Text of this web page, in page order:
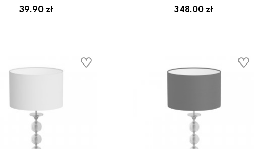
39.90 zł 348.00 zł